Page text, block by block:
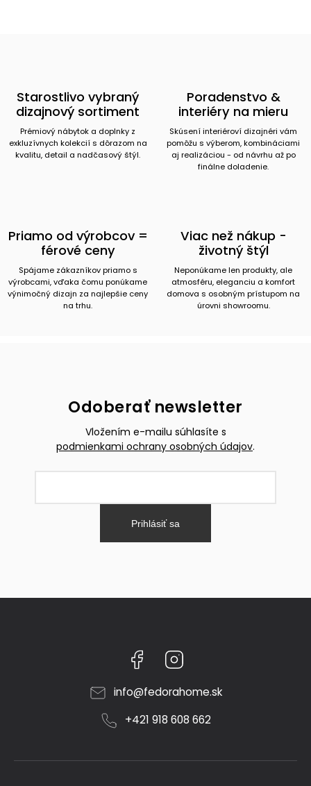
Starostlivo vybraný
dizajnový sortiment
Prémiový nábytok a doplnky z
exkluzívnych kolekcií s dôrazom na
kvalitu, detail a nadčasový štýl.
Poradenstvo &
interiéry na mieru
Skúsení interiéroví dizajnéri vám
pomôžu s výberom, kombináciami
aj realizáciou - od návrhu až po
finálne doladenie.
Priamo od výrobcov =
férové ceny
Spájame zákazníkov priamo s
výrobcami, vďaka čomu ponúkame
výnimočný dizajn za najlepšie ceny
na trhu.
Viac než nákup -
životný štýl
Neponúkame len produkty, ale
atmosféru, eleganciu a komfort
domova s osobným prístupom na
úrovni showroomu.
Odoberať newsletter
Vložením e-mailu súhlasíte s
podmienkami ochrany osobných údajov.
Prihlásiť sa
Facebook
info@fedorahome.sk
+421 918 608 662